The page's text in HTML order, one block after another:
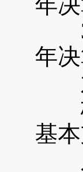
3.
年
六
梅
基